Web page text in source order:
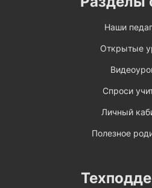
Наши
Открытые
Спроси
Личный
Полезное